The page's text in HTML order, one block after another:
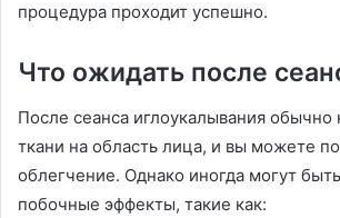
процедура проходит успешно.
Что ожидать после
После сеанса иглоукалывания обычно
ткани на область лица, и вы можете
облегчение. Однако иногда могут
побочные эффекты, такие как: